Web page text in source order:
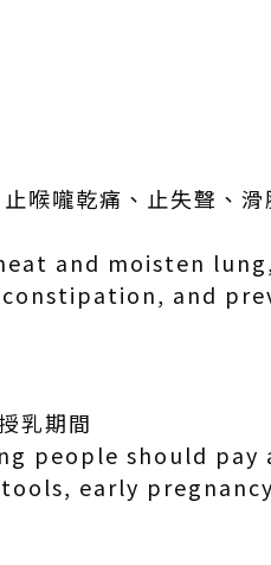
喉嚨乾痛、止失聲、滑
and moisten
and
乳期間
people should
early